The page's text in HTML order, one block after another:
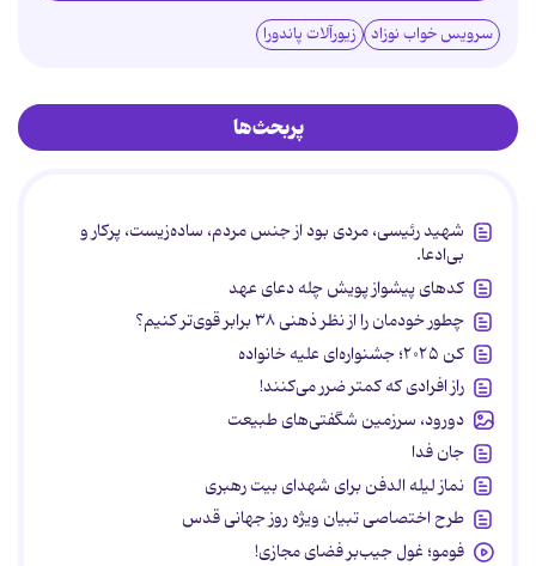
سرویس خواب نوزاد زیورآلات پاندورا
پربحث‌ها
شهید رئیسی، مردی بود از جنس مردم، ساده‌زیست، پرکار و
بی‌ادعا.
کدهای پیشواز پویش چله دعای عهد
چطور خودمان را از نظر ذهنی ۳۸ برابر قوی‌تر کنیم؟
کن ۲۰۲۵؛ جشنواره‌ای علیه خانواده
راز افرادی که کمتر ضرر می‌کنند!
دورود، سرزمین شگفتی‌های طبیعت
جان فدا
نماز لیله الدفن برای شهدای بیت رهبری
طرح اختصاصی تبیان ویژه روز جهانی قدس
فومو؛ غول جیب‌بر فضای مجازی!